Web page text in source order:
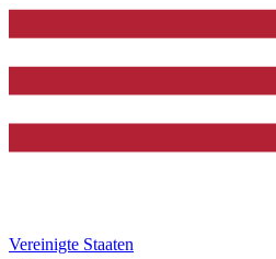
Vereinigte Staaten